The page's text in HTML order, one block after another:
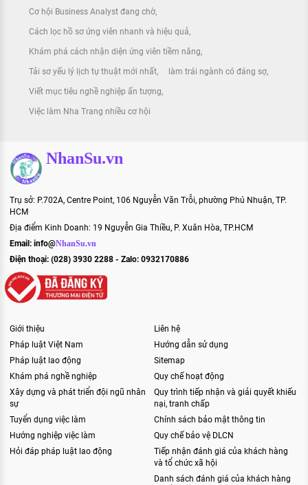
Cơ hội Business Analyst đang chờ
Cách lọc hồ sơ ứng viên nhanh và hiệu quả
Khám phá cách nhận diện ứng viên tiềm năng
Tải sơ yếu lý lịch tự thuật mới nhất làm trái ngành có đáng sợ
Viết mục tiêu nghề nghiệp ấn tượng
Việc làm Nha Trang nhiều cơ hội
NhanSu.vn
Trụ sở: P.702A, Centre Point, 106 Nguyễn Văn Trỗi, phường Phú Nhuận, TP.
HCM
Địa điểm Kinh Doanh: 19 Nguyễn Gia Thiều, P. Xuân Hòa, TP.HCM
Email: info@NhanSu.vn
Điện thoại: (028) 3930 2288 - Zalo: 0932170886
Giới thiệu
Pháp luật Việt Nam
Pháp luật lao động
Khám phá nghề nghiệp
Xây dựng và phát triển đội ngũ nhân
sự
Tuyển dụng việc làm
Hướng nghiệp việc làm
Hỏi đáp pháp luật lao động
Liên hệ
Hướng dẫn sử dụng
Sitemap
Quy chế hoạt động
Quy trình tiếp nhận và giải quyết khiếu
nại, tranh chấp
Chính sách bảo mật thông tin
Quy chế bảo vệ DLCN
Tiếp nhận đánh giá của khách hàng
và tổ chức xã hội
Danh sách đánh giá của khách hàng